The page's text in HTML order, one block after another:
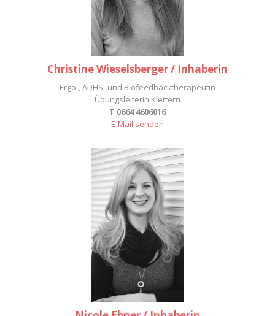
Christine Wieselsberger / Inhaberin
Ergo-, ADHS- und Biofeedbacktherapeutin
Übungsleiterin Klettern
T 0664 4606016
E-Mail senden